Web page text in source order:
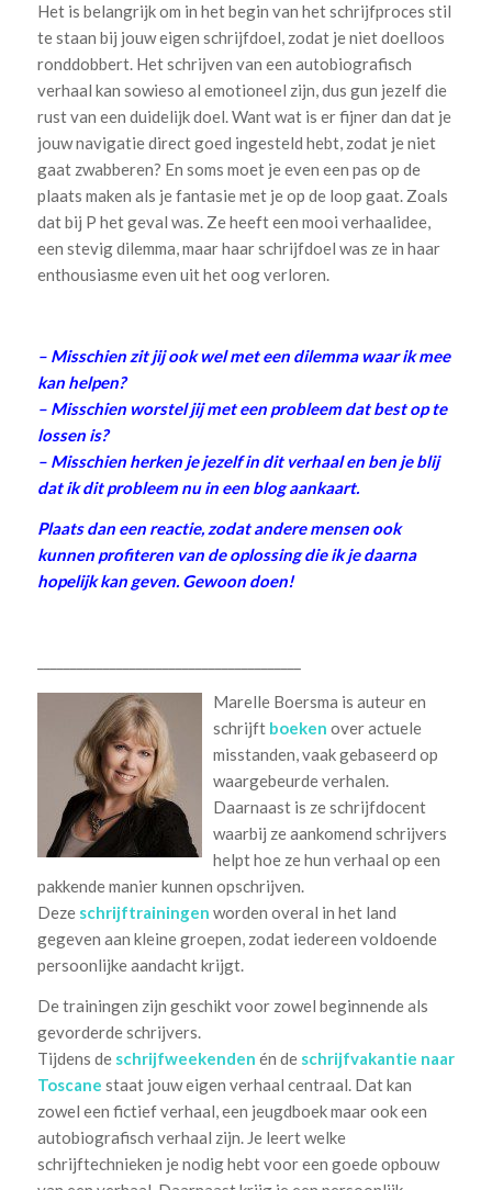
Het is belangrijk om in het begin van het schrijfproces stil
te staan bij jouw eigen schrijfdoel, zodat je niet doelloos
ronddobbert. Het schrijven van een autobiografisch
verhaal kan sowieso al emotioneel zijn, dus gun jezelf die
rust van een duidelijk doel. Want wat is er fijner dan dat je
jouw navigatie direct goed ingesteld hebt, zodat je niet
gaat zwabberen? En soms moet je even een pas op de
plaats maken als je fantasie met je op de loop gaat. Zoals
dat bij P het geval was. Ze heeft een mooi verhaalidee,
een stevig dilemma, maar haar schrijfdoel was ze in haar
enthousiasme even uit het oog verloren.
– Misschien zit jij ook wel met een dilemma waar ik mee
kan helpen?
– Misschien worstel jij met een probleem dat best op te
lossen is?
– Misschien herken je jezelf in dit verhaal en ben je blij
dat ik dit probleem nu in een blog aankaart.
Plaats dan een reactie, zodat andere mensen ook
kunnen profiteren van de oplossing die ik je daarna
hopelijk kan geven. Gewoon doen!
Marelle Boersma is auteur en
schrijft boeken over actuele
misstanden, vaak gebaseerd op
waargebeurde verhalen.
Daarnaast is ze schrijfdocent
waarbij ze aankomend schrijvers
helpt hoe ze hun verhaal op een
pakkende manier kunnen opschrijven.
Deze schrijftrainingen worden overal in het land
gegeven aan kleine groepen, zodat iedereen voldoende
persoonlijke aandacht krijgt.
De trainingen zijn geschikt voor zowel beginnende als
gevorderde schrijvers.
Tijdens de schrijfweekenden én de schrijfvakantie naar
Toscane staat jouw eigen verhaal centraal. Dat kan
zowel een fictief verhaal, een jeugdboek maar ook een
autobiografisch verhaal zijn. Je leert welke
schrijftechnieken je nodig hebt voor een goede opbouw